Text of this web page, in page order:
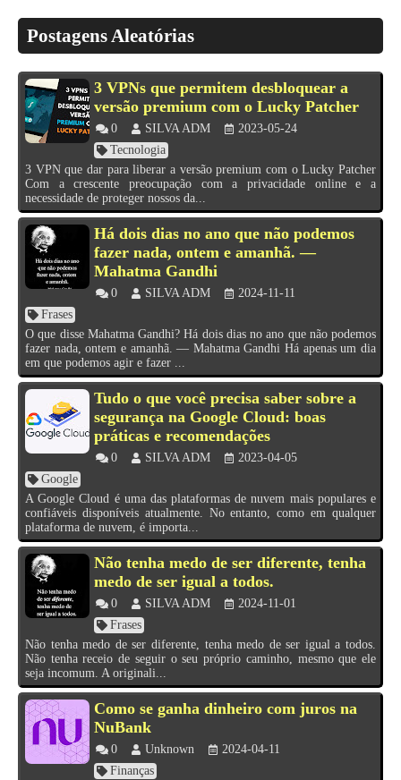
Postagens Aleatórias
3 VPNs que permitem desbloquear a
versão premium com o Lucky Patcher
0 SILVA ADM
2023-05-24
Tecnologia
3 VPN que dar para liberar a versão premium com o Lucky Patcher
Com a crescente preocupação com a privacidade online e a
necessidade de proteger nossos da...
Há dois dias no ano que não podemos
fazer nada, ontem e amanhã. —
Mahatma Gandhi
0 SILVA ADM
2024-11-11
Frases
O que disse Mahatma Gandhi? Há dois dias no ano que não podemos
fazer nada, ontem e amanhã. — Mahatma Gandhi Há apenas um dia
em que podemos agir e fazer ...
Tudo o que você precisa saber sobre a
segurança na Google Cloud: boas
práticas e recomendações
0 SILVA ADM
2023-04-05
Google
A Google Cloud é uma das plataformas de nuvem mais populares e
confiáveis disponíveis atualmente. No entanto, como em qualquer
plataforma de nuvem, é importa...
Não tenha medo de ser diferente, tenha
medo de ser igual a todos.
0 SILVA ADM
2024-11-01
Frases
Não tenha medo de ser diferente, tenha medo de ser igual a todos.
Não tenha receio de seguir o seu próprio caminho, mesmo que ele
seja incomum. A originali...
Como se ganha dinheiro com juros na
NuBank
0 Unknown
2024-04-11
Finanças